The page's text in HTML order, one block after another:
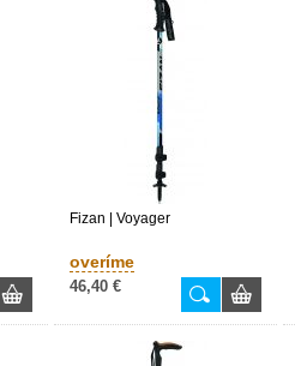
Fizan | Voyager
overíme
46,40 €